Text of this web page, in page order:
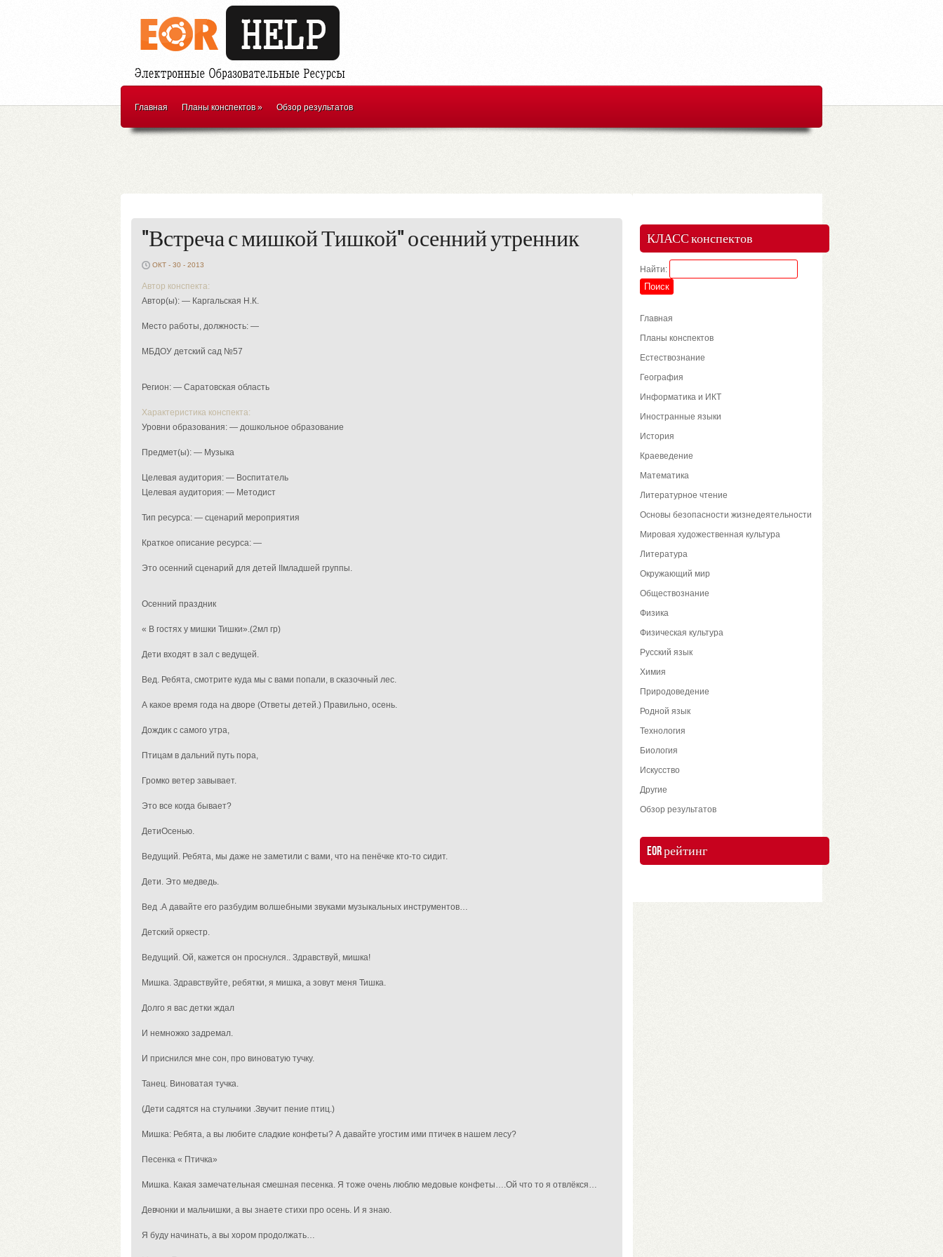
Главная Планы конспектов» Обзор результатов
"Встреча с мишкой Тишкой" осенний утренник
ОКТ - 30 - 2013
Автор конспекта:
Автор(ы): — Каргальская Н.К.
Место работы, должность: —
МБДОУ детский сад №57
Регион: — Саратовская область
Характеристика конспекта:
Уровни образования: — дошкольное образование
Предмет(ы): — Музыка
Целевая аудитория: — Воспитатель
Целевая аудитория: — Методист
Тип ресурса: — сценарий мероприятия
Краткое описание ресурса: —
Это осенний сценарий для детей IIмладшей группы.
Осенний праздник
« В гостях у мишки Тишки».(2мл гр)
Дети входят в зал с ведущей.
Вед. Ребята, смотрите куда мы с вами попали, в сказочный лес.
А какое время года на дворе (Ответы детей.) Правильно, осень.
Дождик с самого утра,
Птицам в дальний путь пора,
Громко ветер завывает.
Это все когда бывает?
ДетиОсенью.
Ведущий. Ребята, мы даже не заметили с вами, что на пенёчке кто-то сидит.
Дети. Это медведь.
Вед .А давайте его разбудим волшебными звуками музыкальных инструментов…
Детский оркестр.
Ведущий. Ой, кажется он проснулся.. Здравствуй, мишка!
Мишка. Здравствуйте, ребятки, я мишка, а зовут меня Тишка.
Долго я вас детки ждал
И немножко задремал.
И приснился мне сон, про виноватую тучку.
Танец. Виноватая тучка.
(Дети садятся на стульчики .Звучит пение птиц.)
Мишка: Ребята, а вы любите сладкие конфеты? А давайте угостим ими птичек в нашем лесу?
Песенка « Птичка»
Мишка. Какая замечательная смешная песенка. Я тоже очень люблю медовые конфеты….Ой что то я отвлёкся…
Девчонки и мальчишки, а вы знаете стихи про осень. И я знаю.
Я буду начинать, а вы хором продолжать…
КЛАСС конспектов
Найти:
Главная
Планы конспектов
Естествознание
География
Информатика и ИКТ
Иностранные языки
История
Краеведение
Математика
Литературное чтение
Основы безопасности жизнедеятельности
Мировая художественная культура
Литература
Окружающий мир
Обществознание
Физика
Физическая культура
Русский язык
Химия
Природоведение
Родной язык
Технология
Биология
Искусство
Другие
Обзор результатов
EOR рейтинг